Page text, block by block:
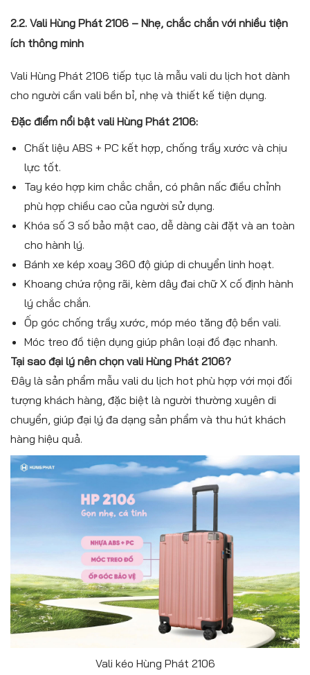
2.2. Vali Hùng Phát 2106 – Nhẹ, chắc chắn với nhiều tiện
ích thông minh
Vali Hùng Phát 2106 tiếp tục là mẫu vali du lịch hot dành
cho người cần vali bền bỉ, nhẹ và thiết kế tiện dụng.
Đặc điểm nổi bật vali Hùng Phát 2106:
Chất liệu ABS + PC kết hợp, chống trầy xước và chịu
lực tốt.
Tay kéo hợp kim chắc chắn, có phân nấc điều chỉnh
phù hợp chiều cao của người sử dụng.
Khóa số 3 số bảo mật cao, dễ dàng cài đặt và an toàn
cho hành lý.
Bánh xe kép xoay 360 độ giúp di chuyển linh hoạt.
Khoang chứa rộng rãi, kèm dây đai chữ X cố định hành
lý chắc chắn.
Ốp góc chống trầy xước, móp méo tăng độ bền vali.
Móc treo đồ tiện dụng giúp phân loại đồ đạc nhanh.
Tại sao đại lý nên chọn vali Hùng Phát 2106?
Đây là sản phẩm mẫu vali du lịch hot phù hợp với mọi đối
tượng khách hàng, đặc biệt là người thường xuyên di
chuyển, giúp đại lý đa dạng sản phẩm và thu hút khách
hàng hiệu quả.
Vali kéo Hùng Phát 2106